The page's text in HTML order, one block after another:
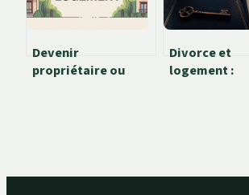
Devenir
propriétaire ou
Divorce et
logement :